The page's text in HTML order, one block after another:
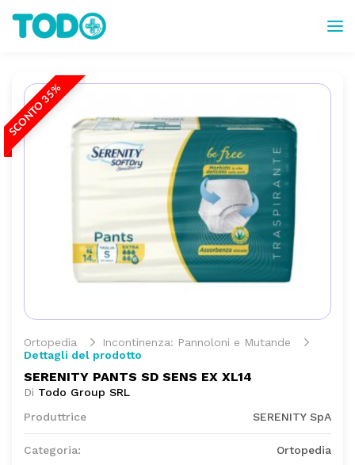
SCONTO 35%
Ortopedia
Incontinenza: Pannoloni e Mutande
Dettagli del prodotto
SERENITY PANTS SD SENS EX XL14
Di Todo Group SRL
Produttrice
SERENITY SpA
Categoria: Ortopedia